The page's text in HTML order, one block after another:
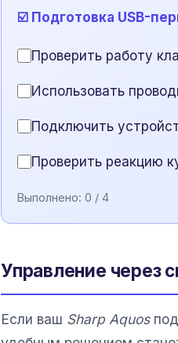
☑️ Подготовка USB-
Проверить работу
Использовать
Подключить
Проверить реакцию
Выполнено: 0 / 4
Управление через
Если ваш Sharp Aquos